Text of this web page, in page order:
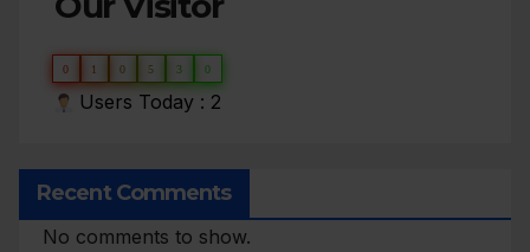
0 1 0 5 3 0
Users Today : 2
Recent Comments
No comments to show.